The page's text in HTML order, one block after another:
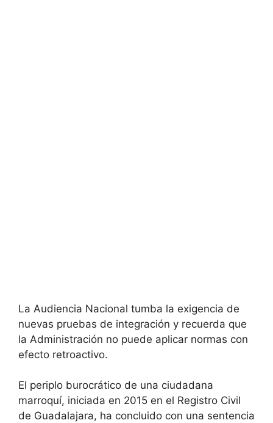
La Audiencia Nacional tumba la exigencia de
nuevas pruebas de integración y recuerda que
la Administración no puede aplicar normas con
efecto retroactivo.
El periplo burocrático de una ciudadana
marroquí, iniciada en 2015 en el Registro Civil
de Guadalajara, ha concluido con una sentencia